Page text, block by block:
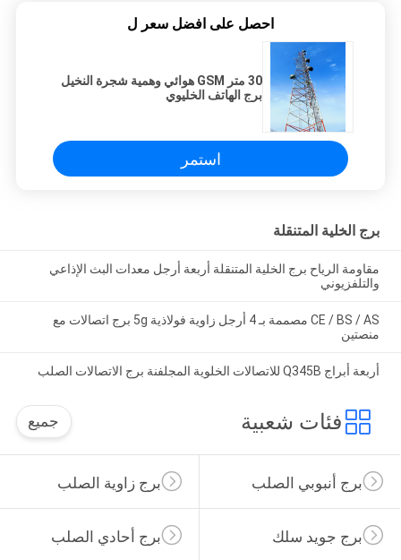
احصل على افضل سعر ل
30 متر GSM هوائي وهمية شجرة النخيل
برج الهاتف الخليوي
استمر
برج الخلية المتنقلة
مقاومة الرياح برج الخلية المتنقلة أربعة أرجل معدات البث الإذاعي
والتلفزيوني
CE / BS / AS مصممة بـ 4 أرجل زاوية فولاذية 5g برج اتصالات مع
منصتين
أربعة أبراج Q345B للاتصالات الخلوية المجلفنة برج الاتصالات الصلب
فئات شعبية جميع
برج زاوية الصلب برج أنبوبي الصلب
برج أحادي الصلب برج جويد سلك